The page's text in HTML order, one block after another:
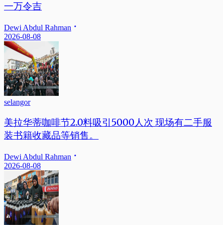
一万令吉
Dewi Abdul Rahman
2026-08-08
selangor
美拉华蒂咖啡节2.0料吸引5000人次 现场有二手服
装书籍收藏品等销售。
Dewi Abdul Rahman
2026-08-08